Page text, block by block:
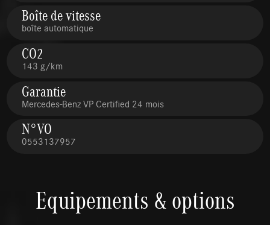
Boîte de vitesse
boîte automatique
CO2
143 g/km
Garantie
Mercedes-Benz VP Certified 24 mois
N°VO
0553137957
Equipements & options